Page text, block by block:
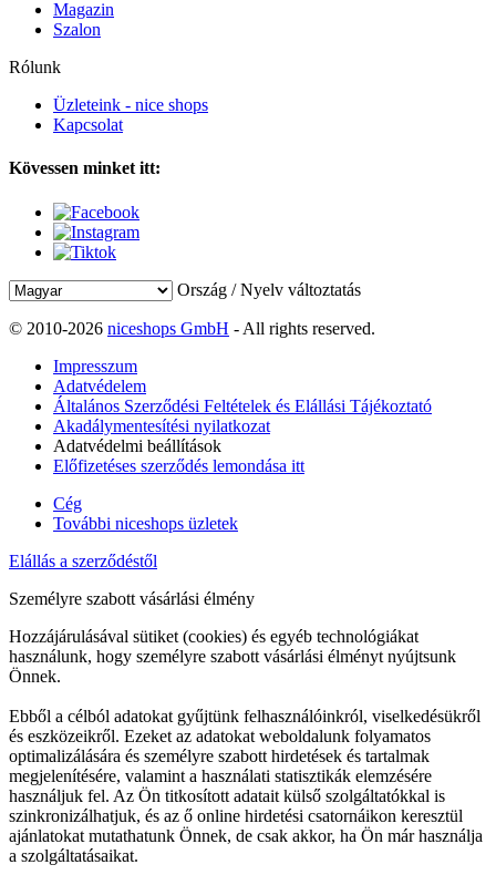
Magazin
Szalon
Rólunk
Üzleteink - nice shops
Kapcsolat
Kövessen minket itt:
Ország / Nyelv változtatás
© 2010-2026 niceshops GmbH - All rights reserved.
Impresszum
Adatvédelem
Általános Szerződési Feltételek és Elállási Tájékoztató
Akadálymentesítési nyilatkozat
Adatvédelmi beállítások
Előfizetéses szerződés lemondása itt
Cég
További niceshops üzletek
Elállás a szerződéstől
Személyre szabott vásárlási élmény
Hozzájárulásával sütiket (cookies) és egyéb technológiákat
használunk, hogy személyre szabott vásárlási élményt nyújtsunk
Önnek.
Ebből a célból adatokat gyűjtünk felhasználóinkról, viselkedésükről
és eszközeikről. Ezeket az adatokat weboldalunk folyamatos
optimalizálására és személyre szabott hirdetések és tartalmak
megjelenítésére, valamint a használati statisztikák elemzésére
használjuk fel. Az Ön titkosított adatait külső szolgáltatókkal is
szinkronizálhatjuk, és az ő online hirdetési csatornáikon keresztül
ajánlatokat mutathatunk Önnek, de csak akkor, ha Ön már használja
a szolgáltatásaikat.